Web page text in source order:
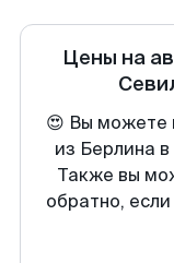
Цены на
😍 Вы можете
из Берлина
Также вы
обратно,